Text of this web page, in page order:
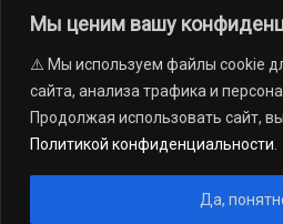
Мы ценим вашу
⚠️ Мы используем файлы cookie
сайта, анализа трафика и
Продолжая использовать сайт,
Политикой конфиденциальности
Да,
Новости Наши проекты
АРХИВ
16+
газеты «Миасский рабочий»; Областное
«Издательский дом «Губерния». Все
Андрей Петрович